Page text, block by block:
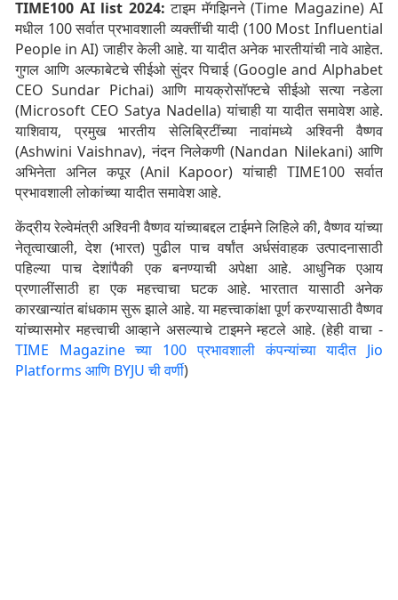
TIME100 AI list 2024: टाइम मॅगझिनने (Time Magazine) AI
मधील 100 सर्वात प्रभावशाली व्यक्तींची यादी (100 Most Influential
People in AI) जाहीर केली आहे. या यादीत अनेक भारतीयांची नावे आहेत.
गुगल आणि अल्फाबेटचे सीईओ सुंदर पिचाई (Google and Alphabet
CEO Sundar Pichai) आणि मायक्रोसॉफ्टचे सीईओ सत्या नडेला
(Microsoft CEO Satya Nadella) यांचाही या यादीत समावेश आहे.
याशिवाय, प्रमुख भारतीय सेलिब्रिटींच्या नावांमध्ये अश्विनी वैष्णव
(Ashwini Vaishnav), नंदन निलेकणी (Nandan Nilekani) आणि
अभिनेता अनिल कपूर (Anil Kapoor) यांचाही TIME100 सर्वात
प्रभावशाली लोकांच्या यादीत समावेश आहे.
केंद्रीय रेल्वेमंत्री अश्विनी वैष्णव यांच्याबद्दल टाईमने लिहिले की, वैष्णव यांच्या
नेतृत्वाखाली, देश (भारत) पुढील पाच वर्षांत अर्धसंवाहक उत्पादनासाठी
पहिल्या पाच देशांपैकी एक बनण्याची अपेक्षा आहे. आधुनिक एआय
प्रणालींसाठी हा एक महत्त्वाचा घटक आहे. भारतात यासाठी अनेक
कारखान्यांत बांधकाम सुरू झाले आहे. या महत्त्वाकांक्षा पूर्ण करण्यासाठी वैष्णव
यांच्यासमोर महत्त्वाची आव्हाने असल्याचे टाइमने म्हटले आहे. (हेही वाचा -
TIME Magazine च्या 100 प्रभावशाली कंपन्यांच्या यादीत Jio
Platforms आणि BYJU ची वर्णी)